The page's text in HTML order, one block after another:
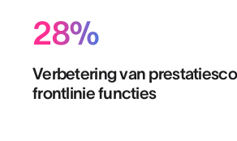
28%
Verbetering van
frontlinie functies